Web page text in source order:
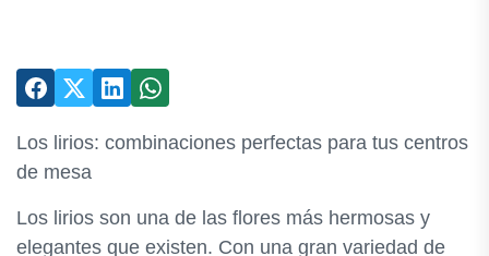
Los lirios: combinaciones perfectas para tus centros
de mesa
Los lirios son una de las flores más hermosas y
elegantes que existen. Con una gran variedad de